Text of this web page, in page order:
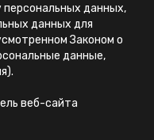
персональных данных,
данных для
Законом о
данные,
веб-сайта